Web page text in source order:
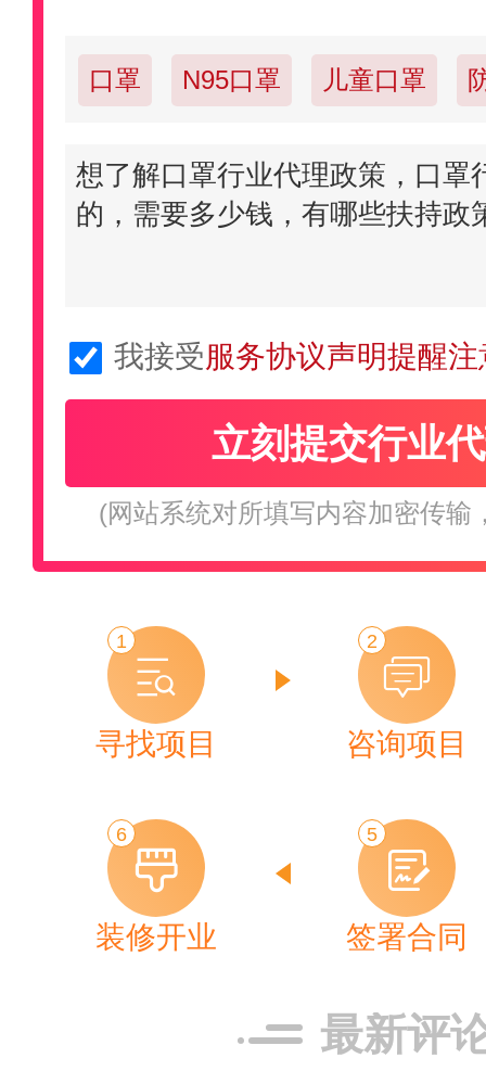
口罩 N95口罩 儿童口罩
劳保用品·防护用品 防尘面罩
我接受服务协议声明提醒
立刻提交行业
(网站系统对所填写内容加密传输
1
寻找项目
2
咨询项目
6
装修开业
5
签署合同
最新评